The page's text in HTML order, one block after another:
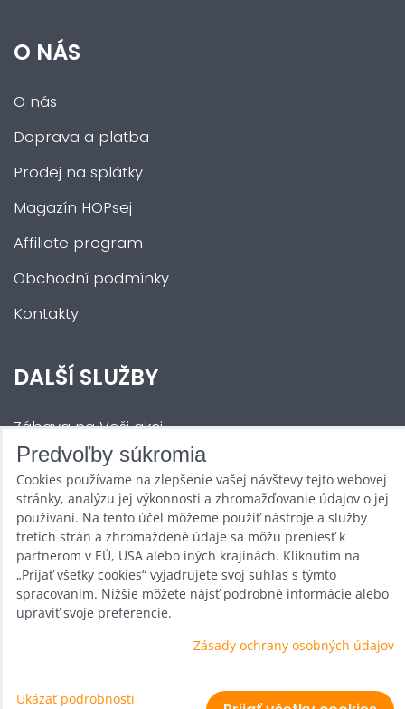
O NÁS
O nás
Doprava a platba
Prodej na splátky
Magazín HOPsej
Affiliate program
Obchodní podmínky
Kontakty
DALŠÍ SLUŽBY
Zábava na Vaši akci
Půjčovna
Promotéři
Kurzy a setkání
Velkoobchod
Nabídka práce
Zásady ochrany osobných údajov
Predvoľby súkromia
Cookies používame na zlepšenie vašej návštevy tejto webovej
stránky, analýzu jej výkonnosti a zhromažďovanie údajov o jej
používaní. Na tento účel môžeme použiť nástroje a služby
tretích strán a zhromaždené údaje sa môžu preniesť k
partnerom v EÚ, USA alebo iných krajinách. Kliknutím na
„Prijať všetky cookies“ vyjadrujete svoj súhlas s týmto
spracovaním. Nižšie môžete nájsť podrobné informácie alebo
upraviť svoje preferencie.
Zásady ochrany osobných údajov
Ukázať podrobnosti